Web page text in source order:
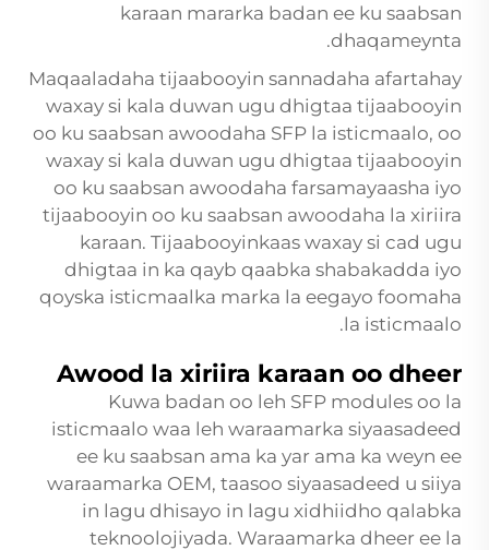
karaan mararka badan ee ku saabsan
dhaqameynta.
Maqaaladaha tijaabooyin sannadaha afartahay
waxay si kala duwan ugu dhigtaa tijaabooyin
oo ku saabsan awoodaha SFP la isticmaalo, oo
waxay si kala duwan ugu dhigtaa tijaabooyin
oo ku saabsan awoodaha farsamayaasha iyo
tijaabooyin oo ku saabsan awoodaha la xiriira
karaan. Tijaabooyinkaas waxay si cad ugu
dhigtaa in ka qayb qaabka shabakadda iyo
qoyska isticmaalka marka la eegayo foomaha
la isticmaalo.
Awood la xiriira karaan oo dheer
Kuwa badan oo leh SFP modules oo la
isticmaalo waa leh waraamarka siyaasadeed
ee ku saabsan ama ka yar ama ka weyn ee
waraamarka OEM, taasoo siyaasadeed u siiya
in lagu dhisayo in lagu xidhiidho qalabka
teknoolojiyada. Waraamarka dheer ee la